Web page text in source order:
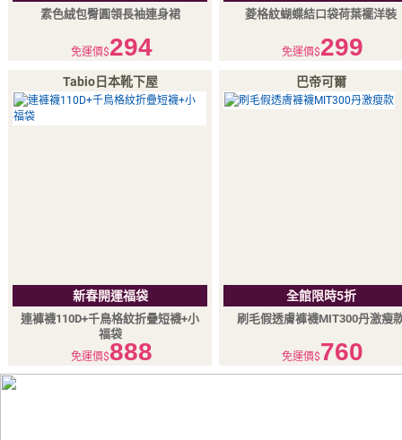
素色絨包臀圓領長袖連身裙
免運價$294
菱格紋蝴蝶結口袋荷葉襬洋裝
免運價$299
Tabio日本靴下屋
新春開運福袋
連褲襪110D+千鳥格紋折疊短襪+小
福袋
免運價$888
巴帝可爾
全館限時5折
刷毛假透膚褲襪MIT300丹激瘦
免運價$760